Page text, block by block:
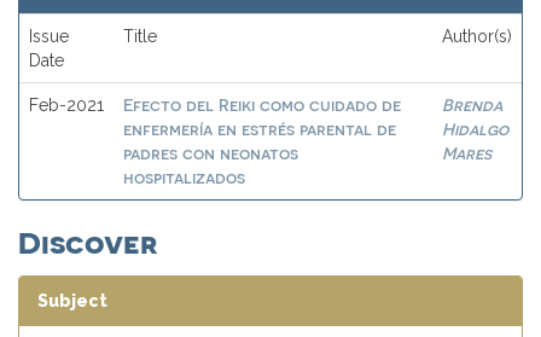
Issue
Date
Title Author(s)
Feb-2021
Efecto del Reiki como cuidado de
enfermería en estrés parental de
padres con neonatos
hospitalizados
Brenda
Hidalgo
Mares
Discover
Subject